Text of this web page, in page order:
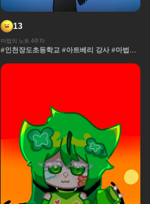
13
마법의 노트 4주차
#인천장도초등학교 #아트베리 강사 #마법의
콘티 #날씨 #캐릭터 #아이돌 #액션 #컷만화